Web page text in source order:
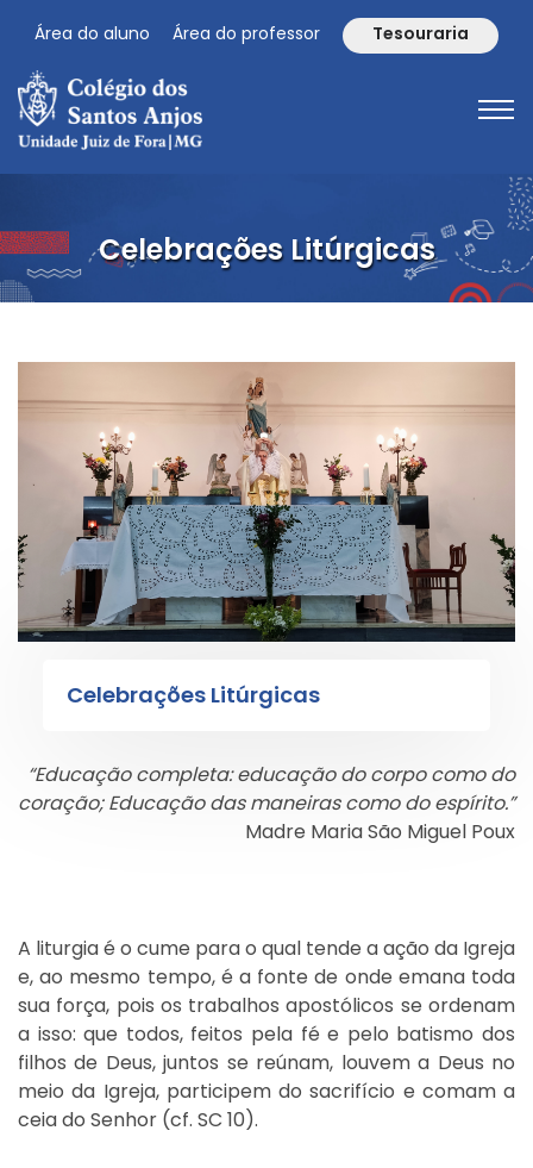
Área do aluno Área do professor Tesouraria
Celebrações Litúrgicas
Celebrações Litúrgicas
“Educação completa: educação do corpo como do
coração; Educação das maneiras como do espírito.”
Madre Maria São Miguel Poux
A liturgia é o cume para o qual tende a ação da Igreja
e, ao mesmo tempo, é a fonte de onde emana toda
sua força, pois os trabalhos apostólicos se ordenam
a isso: que todos, feitos pela fé e pelo batismo dos
filhos de Deus, juntos se reúnam, louvem a Deus no
meio da Igreja, participem do sacrifício e comam a
ceia do Senhor (cf. SC 10).